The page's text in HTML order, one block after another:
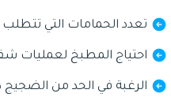
تعدد الحمامات التي
احتياج المطبخ لعمليات
الرغبة في الحد من الضجيج